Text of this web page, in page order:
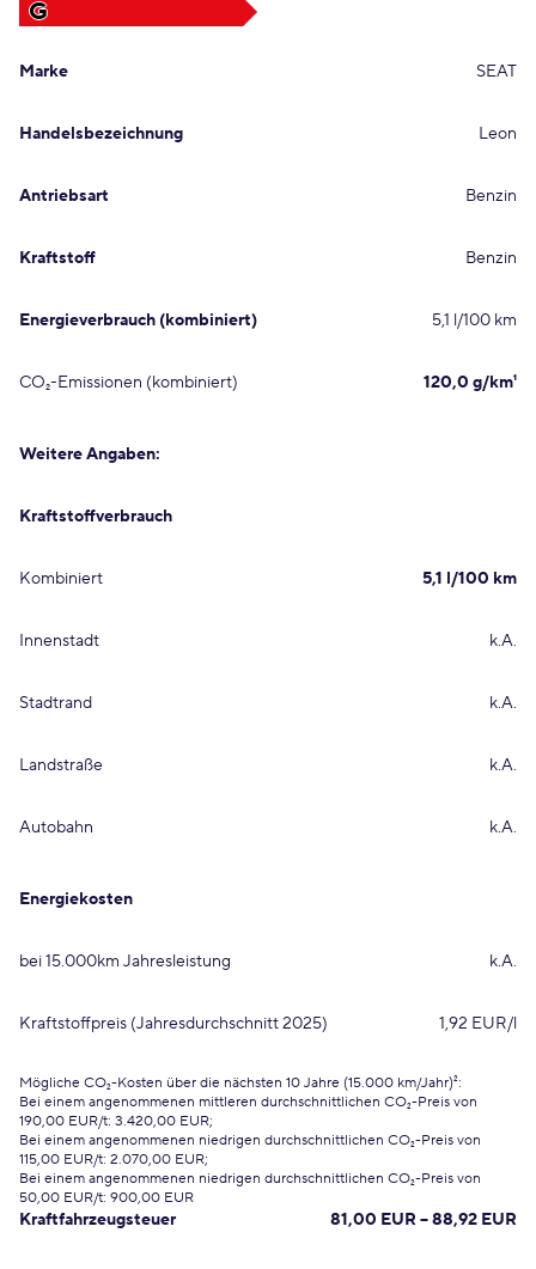
G
Marke SEAT
Handelsbezeichnung Leon
Antriebsart Benzin
Kraftstoff Benzin
Energieverbrauch (kombiniert) 5,1 l/100 km
CO₂-Emissionen (kombiniert) 120,0 g/km¹
Weitere Angaben:
Kraftstoffverbrauch
Kombiniert 5,1 l/100 km
Innenstadt k.A.
Stadtrand k.A.
Landstraße k.A.
Autobahn k.A.
Energiekosten
bei 15.000km Jahresleistung k.A.
Kraftstoffpreis (Jahresdurchschnitt 2025) 1,92 EUR/l
Mögliche CO₂-Kosten über die nächsten 10 Jahre (15.000 km/Jahr)²:
Bei einem angenommenen mittleren durchschnittlichen CO₂-Preis von
190,00 EUR/t: 3.420,00 EUR;
Bei einem angenommenen niedrigen durchschnittlichen CO₂-Preis von
115,00 EUR/t: 2.070,00 EUR;
Bei einem angenommenen niedrigen durchschnittlichen CO₂-Preis von
50,00 EUR/t: 900,00 EUR
Kraftfahrzeugsteuer 81,00 EUR – 88,92 EUR